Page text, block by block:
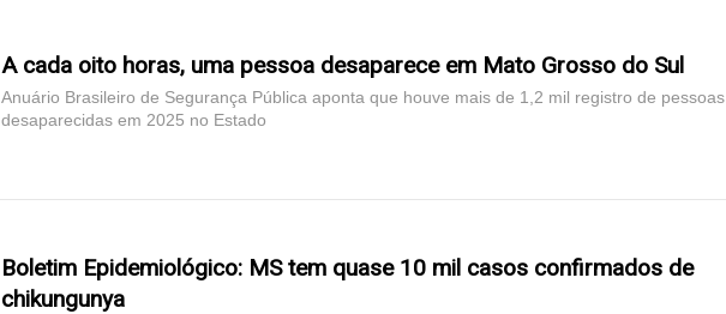
A cada oito horas, uma pessoa desaparece em Mato Grosso do Sul
Anuário Brasileiro de Segurança Pública aponta que houve mais de 1,2 mil registro de pessoas
desaparecidas em 2025 no Estado
Boletim Epidemiológico: MS tem quase 10 mil casos confirmados de
chikungunya